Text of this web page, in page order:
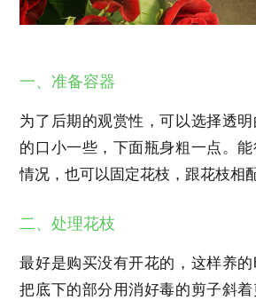
一、准备容器
为了后期的观赏性，可以选择透
的口小一些，下面瓶身粗一点。
情况，也可以固定花枝，跟花枝相
二、处理花枝
最好是购买没有开花的，这样养的
把底下的部分用消好毒的剪子斜